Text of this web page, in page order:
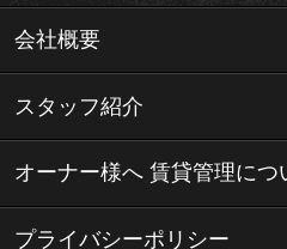
会社概要
スタッフ紹介
オーナー様へ 賃貸管理につ
プライバシーポリシー